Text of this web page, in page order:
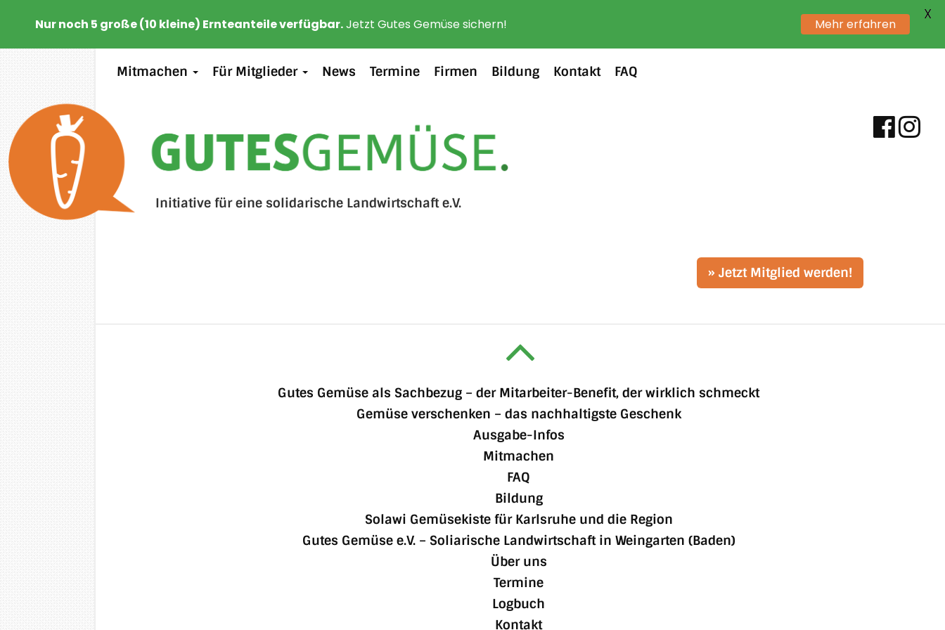
Mitmachen Für Mitglieder News Termine Firmen Bildung Kontakt FAQ
Initiative für eine solidarische Landwirtschaft e.V.
» Jetzt Mitglied werden!
Gutes Gemüse als Sachbezug – der Mitarbeiter-Benefit, der wirklich schmeckt
Gemüse verschenken – das nachhaltigste Geschenk
Ausgabe-Infos
Mitmachen
FAQ
Bildung
Solawi Gemüsekiste für Karlsruhe und die Region
Gutes Gemüse e.V. – Soliarische Landwirtschaft in Weingarten (Baden)
Über uns
Termine
Logbuch
Kontakt
Nur noch 5 große (10 kleine) Ernteanteile verfügbar.Jetzt Gutes Gemüse sichern! Mehr erfahren
X